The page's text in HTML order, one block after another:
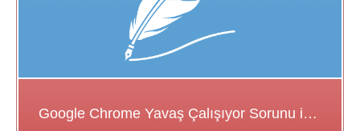
Google Chrome Yavaş Çalışıyor Sorunu için Çözüm Önerileri